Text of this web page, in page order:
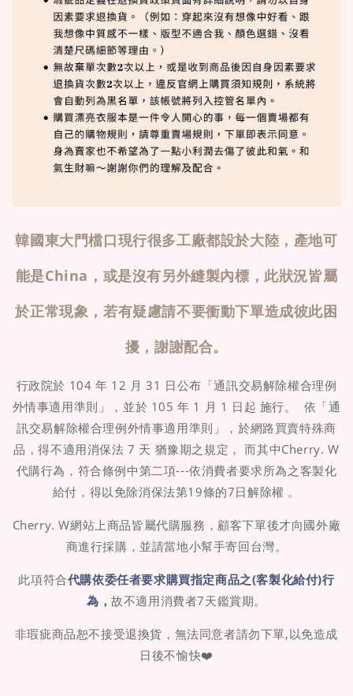
韓國東大門檔口現行很多工廠都設於大陸，產地可
能是China，或是沒有另外縫製內標，此狀況皆屬
於正常現象，若有疑慮請不要衝動下單造成彼此困
擾，謝謝配合。
行政院於 104 年 12 月 31 日公布「通訊交易解除權合理例
外情事適用準則」，並於 105 年 1 月 1 日起 施行。 依「通
訊交易解除權合理例外情事適用準則」，於網路買賣特殊商
品，得不適用消保法 7 天 猶豫期之規定， 而其中Cherry. W
代購行為，符合條例中第二項---依消費者要求所為之客製化
給付，得以免除消保法第19條的7日解除權 。
Cherry. W網站上商品皆屬代購服務，顧客下單後才向國外廠
商進行採購，並請當地小幫手寄回台灣。
此項符合代購依委任者要求購買指定商品之(客製化給付)行
為，故不適用消費者7天鑑賞期。
非瑕疵商品恕不接受退換貨，無法同意者請勿下單,以免造成
日後不愉快❤️